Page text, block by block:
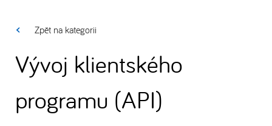
Zpět na kategorii
Vývoj klientského
programu (API)